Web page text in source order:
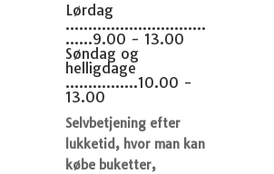
Lørdag
...............................
......9.00 - 13.00
Søndag og
helligdage
................10.00 -
13.00
Selvbetjening efter
lukketid, hvor man kan
købe buketter,